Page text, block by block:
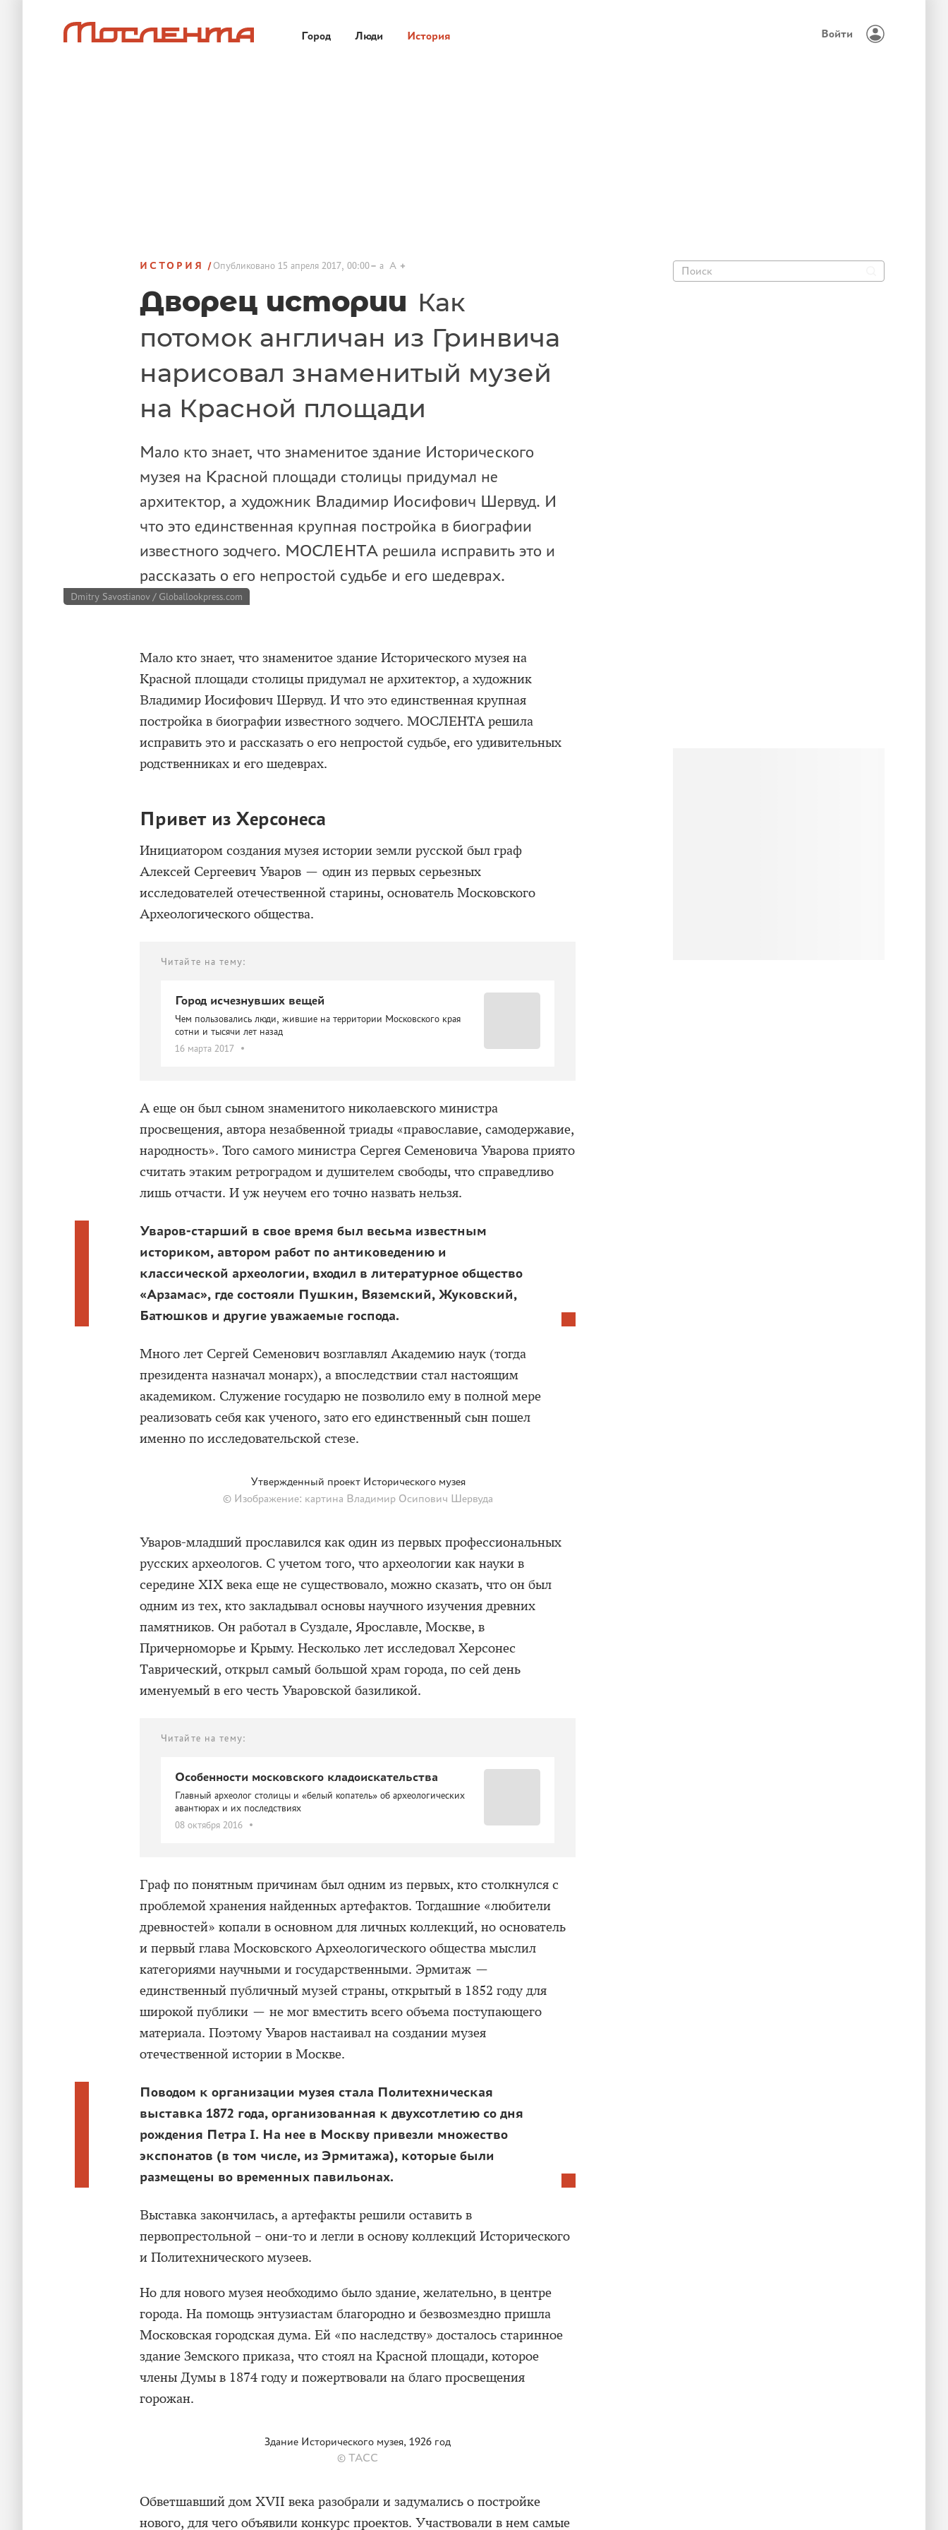
Город Люди История Войти
ИСТОРИЯ Опубликовано15 апреля 2017, 00:00 a A
Дворец истории Как
потомок англичан из Гринвича
нарисовал знаменитый музей
на Красной площади
Мало кто знает, что знаменитое здание Исторического
музея на Красной площади столицы придумал не
архитектор, а художник Владимир Иосифович Шервуд. И
что это единственная крупная постройка в биографии
известного зодчего. МОСЛЕНТА решила исправить это и
рассказать о его непростой судьбе и его шедеврах.
Dmitry Savostianov / Globallookpress.com
Мало кто знает, что знаменитое здание Исторического музея на
Красной площади столицы придумал не архитектор, а художник
Владимир Иосифович Шервуд. И что это единственная крупная
постройка в биографии известного зодчего. МОСЛЕНТА решила
исправить это и рассказать о его непростой судьбе, его удивительных
родственниках и его шедеврах.
Привет из Херсонеса
Инициатором создания музея истории земли русской был граф
Алексей Сергеевич Уваров — один из первых серьезных
исследователей отечественной старины, основатель Московского
Археологического общества.
Читайте на тему:
Город исчезнувших вещей
Чем пользовались люди, жившие на территории Московского края
сотни и тысячи лет назад
16 марта 2017
А еще он был сыном знаменитого николаевского министра
просвещения, автора незабвенной триады «православие, самодержавие,
народность». Того самого министра Сергея Семеновича Уварова приято
считать этаким ретроградом и душителем свободы, что справедливо
лишь отчасти. И уж неучем его точно назвать нельзя.
Уваров-старший в свое время был весьма известным
историком, автором работ по антиковедению и
классической археологии, входил в литературное общество
«Арзамас», где состояли Пушкин, Вяземский, Жуковский,
Батюшков и другие уважаемые господа.
Много лет Сергей Семенович возглавлял Академию наук (тогда
президента назначал монарх), а впоследствии стал настоящим
академиком. Служение государю не позволило ему в полной мере
реализовать себя как ученого, зато его единственный сын пошел
именно по исследовательской стезе.
Утвержденный проект Исторического музея
© Изображение: картина Владимир Осипович Шервуда
Уваров-младший прославился как один из первых профессиональных
русских археологов. С учетом того, что археологии как науки в
середине XIX века еще не существовало, можно сказать, что он был
одним из тех, кто закладывал основы научного изучения древних
памятников. Он работал в Суздале, Ярославле, Москве, в
Причерноморье и Крыму. Несколько лет исследовал Херсонес
Таврический, открыл самый большой храм города, по сей день
именуемый в его честь Уваровской базиликой.
Читайте на тему:
Особенности московского кладоискательства
Главный археолог столицы и «белый копатель» об археологических
авантюрах и их последствиях
08 октября 2016
Граф по понятным причинам был одним из первых, кто столкнулся с
проблемой хранения найденных артефактов. Тогдашние «любители
древностей» копали в основном для личных коллекций, но основатель
и первый глава Московского Археологического общества мыслил
категориями научными и государственными. Эрмитаж —
единственный публичный музей страны, открытый в 1852 году для
широкой публики — не мог вместить всего объема поступающего
материала. Поэтому Уваров настаивал на создании музея
отечественной истории в Москве.
Поводом к организации музея стала Политехническая
выставка 1872 года, организованная к двухсотлетию со дня
рождения Петра I. На нее в Москву привезли множество
экспонатов (в том числе, из Эрмитажа), которые были
размещены во временных павильонах.
Выставка закончилась, а артефакты решили оставить в
первопрестольной – они-то и легли в основу коллекций Исторического
и Политехнического музеев.
Но для нового музея необходимо было здание, желательно, в центре
города. На помощь энтузиастам благородно и безвозмездно пришла
Московская городская дума. Ей «по наследству» досталось старинное
здание Земского приказа, что стоял на Красной площади, которое
члены Думы в 1874 году и пожертвовали на благо просвещения
горожан.
Здание Исторического музея, 1926 год
© ТАСС
Обветшавший дом XVII века разобрали и задумались о постройке
нового, для чего объявили конкурс проектов. Участвовали в нем самые